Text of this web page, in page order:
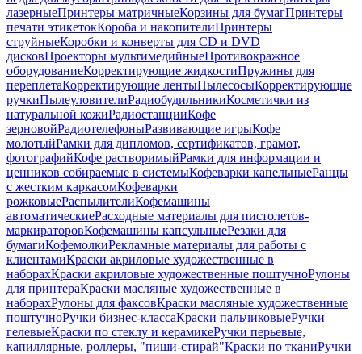
лазерныеПринтеры матричныеКорзины для бумагПринтеры
печати этикетокКороба и накопителиПринтеры
струйныеКоробки и конверты для CD и DVD
дисковПроекторы мультимедийныеПротивокражное
оборудованиеКорректирующие жидкостиПружины для
переплетаКорректирующие лентыПылесосыКорректирующие
ручкиПылеуловителиРадиобудильникиКосметички из
натуральной кожиРадиостанцииКофе
зерновойРадиотелефоныРазвивающие игрыКофе
молотыйРамки для дипломов, сертификатов, грамот,
фотографийКофе растворимыйРамки для информации и
ценников собираемые в системыКофеварки капельныеРанцы
с жестким каркасомКофеварки
рожковыеРаспылителиКофемашины
автоматическиеРасходные материалы для пистолетов-
маркираторовКофемашины капсульныеРезаки для
бумагиКофемолкиРекламные материалы для работы с
клиентамиКраски акриловые художественные в
наборахКраски акриловые художественные поштучноРулоны
для принтераКраски масляные художественные в
наборахРулоны для факсовКраски масляные художественные
поштучноРучки бизнес-классаКраски пальчиковыеРучки
гелевыеКраски по стеклу и керамикеРучки перьевые,
капиллярные, роллеры, "пиши-стирай"Краски по тканиРучки